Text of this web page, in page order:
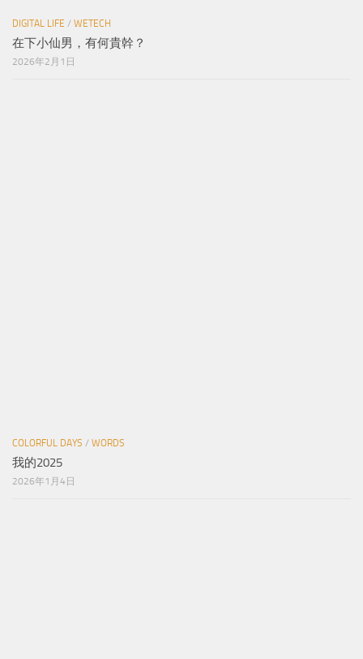
DIGITAL LIFE / WETECH
在下小仙男，有何貴幹？
2026年2月1日
COLORFUL DAYS / WORDS
我的2025
2026年1月4日